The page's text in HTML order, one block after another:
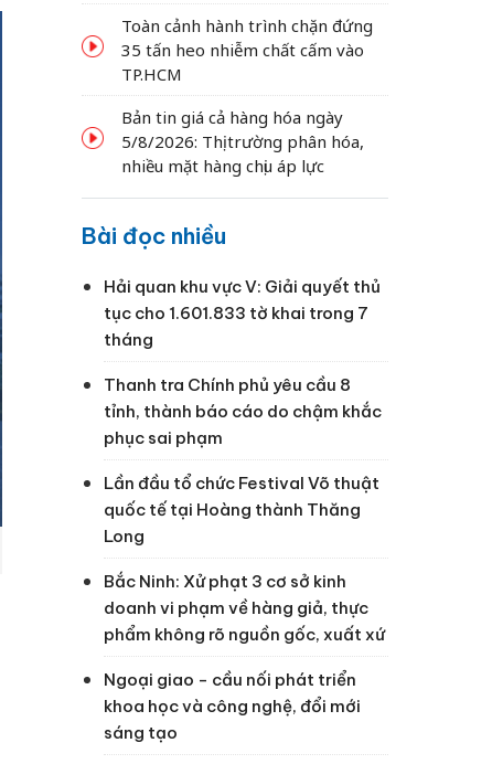
Toàn cảnh hành trình chặn đứng
35 tấn heo nhiễm chất cấm vào
TP.HCM
Bản tin giá cả hàng hóa ngày
5/8/2026: Thị trường phân hóa,
nhiều mặt hàng chịu áp lực
Bài đọc nhiều
Hải quan khu vực V: Giải quyết thủ
tục cho 1.601.833 tờ khai trong 7
tháng
Thanh tra Chính phủ yêu cầu 8
tỉnh, thành báo cáo do chậm khắc
phục sai phạm
Lần đầu tổ chức Festival Võ thuật
quốc tế tại Hoàng thành Thăng
Long
Bắc Ninh: Xử phạt 3 cơ sở kinh
doanh vi phạm về hàng giả, thực
phẩm không rõ nguồn gốc, xuất xứ
Ngoại giao - cầu nối phát triển
khoa học và công nghệ, đổi mới
sáng tạo